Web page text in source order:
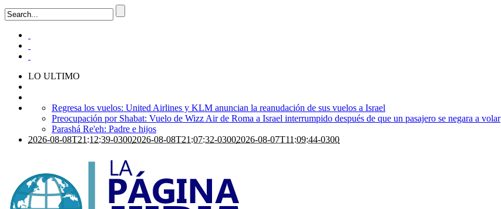
LO ULTIMO
Regresa los vuelos: United Airlines y KLM anuncian la reanudación de sus vuelos a Israel
Preocupación por Shabat: Vuelo de Wizz Air de Roma a Israel interrumpido después de que un pasajero se negara a volar
Parashá Re'eh: Padre e hijos
2026-08-08T21:12:39-03002026-08-08T21:07:32-03002026-08-07T11:09:44-0300